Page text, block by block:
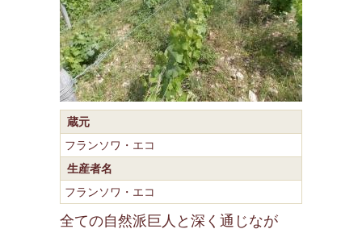
蔵元
フランソワ・エコ
生産者名
フランソワ・エコ
全ての自然派巨人と深く通じなが